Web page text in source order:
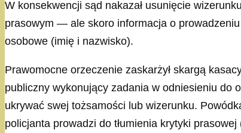
W konsekwencji sąd nakazał usunięcie
prasowym — ale skoro informacja o
osobowe (imię i nazwisko).
Prawomocne orzeczenie zaskarżył skargą
publiczny wykonujący zadania w odniesieniu do
ukrywać swej tożsamości lub wizerunku.
policjanta prowadzi do tłumienia krytyki